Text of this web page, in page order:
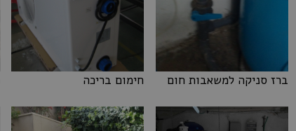
ברז סניקה למשאבות חום חימום בריכה